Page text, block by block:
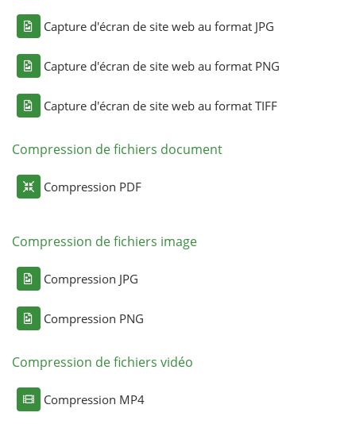
Capture d'écran de site web au format JPG
Capture d'écran de site web au format PNG
Capture d'écran de site web au format TIFF
Compression de fichiers document
Compression PDF
Compression de fichiers image
Compression JPG
Compression PNG
Compression de fichiers vidéo
Compression MP4